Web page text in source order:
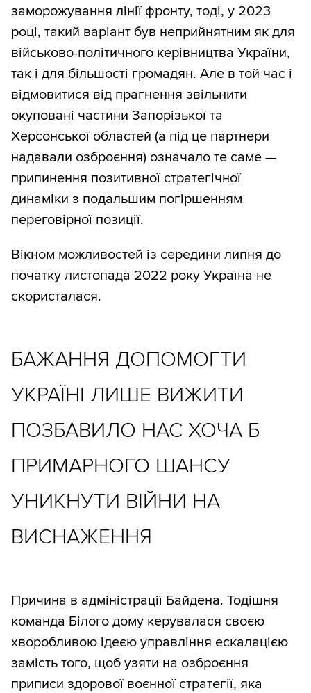
заморожування лінії фронту, тоді, у 2023
році, такий варіант був неприйнятним як для
військово-політичного керівництва України,
так і для більшості громадян. Але в той час і
відмовитися від прагнення звільнити
окуповані частини Запорізької та
Херсонської областей (а під це партнери
надавали озброєння) означало те саме —
припинення позитивної стратегічної
динаміки з подальшим погіршенням
переговірної позиції.
Вікном можливостей із середини липня до
початку листопада 2022 року Україна не
скористалася.
БАЖАННЯ ДОПОМОГТИ
УКРАЇНІ ЛИШЕ ВИЖИТИ
ПОЗБАВИЛО НАС ХОЧА Б
ПРИМАРНОГО ШАНСУ
УНИКНУТИ ВІЙНИ НА
ВИСНАЖЕННЯ
Причина в адміністрації Байдена. Тодішня
команда Білого дому керувалася своєю
хворобливою ідеєю управління ескалацією
замість того, щоб узяти на озброєння
приписи здорової воєнної стратегії, яка